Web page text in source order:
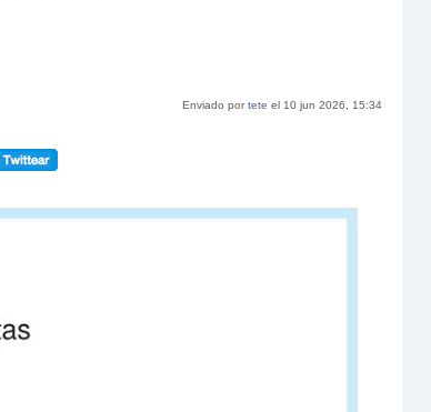
Enviado portete el 10 jun 2026, 15:34